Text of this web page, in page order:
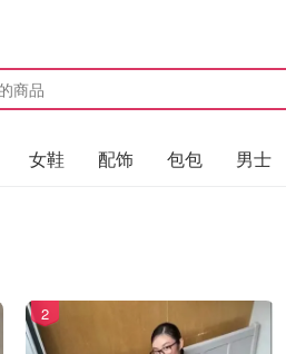
女鞋 配饰 包包 男士
2